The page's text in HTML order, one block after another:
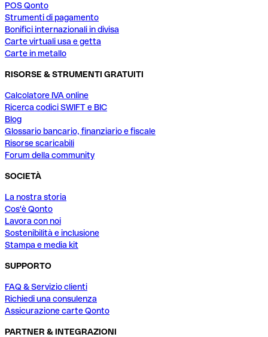
POS Qonto
Strumenti di pagamento
Bonifici internazionali in divisa
Carte virtuali usa e getta
Carte in metallo
RISORSE & STRUMENTI GRATUITI
Calcolatore IVA online
Ricerca codici SWIFT e BIC
Blog
Glossario bancario, finanziario e fiscale
Risorse scaricabili
Forum della community
SOCIETÀ
La nostra storia
Cos'è Qonto
Lavora con noi
Sostenibilità e inclusione
Stampa e media kit
SUPPORTO
FAQ & Servizio clienti
Richiedi una consulenza
Assicurazione carte Qonto
PARTNER & INTEGRAZIONI